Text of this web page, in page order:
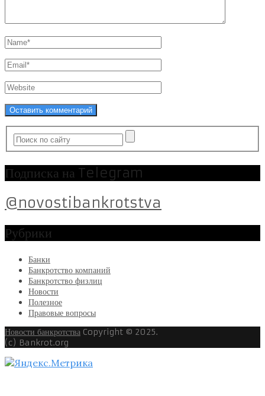
Подписка на Telegram
@novostibankrotstva
Рубрики
Банки
Банкротство компаний
Банкротство физлиц
Новости
Полезное
Правовые вопросы
Новости банкротства Copyright © 2025.
(c) Bankrot.org